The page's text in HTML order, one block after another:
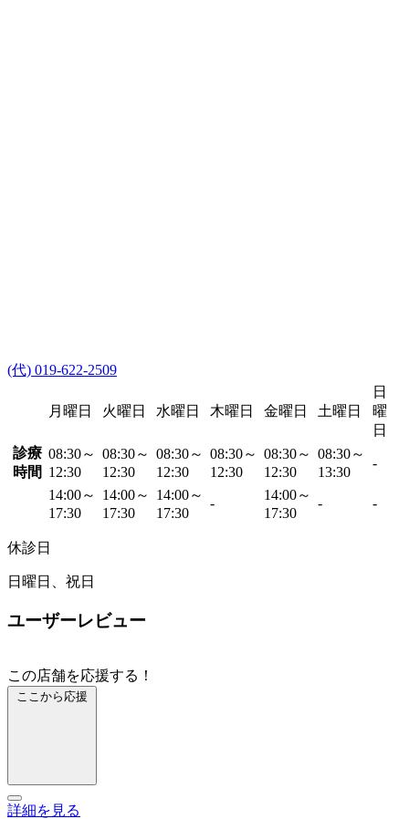
(代) 019-622-2509
月曜日 火曜日 水曜日 木曜日 金曜日 土曜日
日
曜
日
診療
時間
08:30～
12:30
08:30～
12:30
08:30～
12:30
08:30～
12:30
08:30～
12:30
08:30～
13:30
-
14:00～
17:30
14:00～
17:30
14:00～
17:30
-
14:00～
17:30
- -
休診日
日曜日、祝日
ユーザーレビュー
この店舗を応援する！
ここから応援
詳細を見る